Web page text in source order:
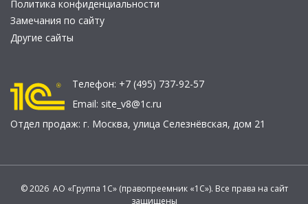
Политика конфиденциальности
Замечания по сайту
Другие сайты
Телефон: +7 (495) 737-92-57
Email: site_v8@1c.ru
Отдел продаж: г. Москва, улица Селезнёвская, дом 21
© 2026 АО «Группа 1С» (правопреемник «1С»). Все права на сайт
защищены